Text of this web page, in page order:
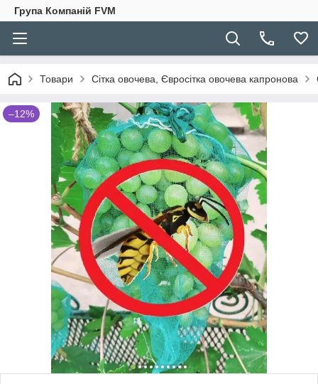
Група Компаній FVM
Товари Сітка овочева, Євросітка овочева капронова
–12%